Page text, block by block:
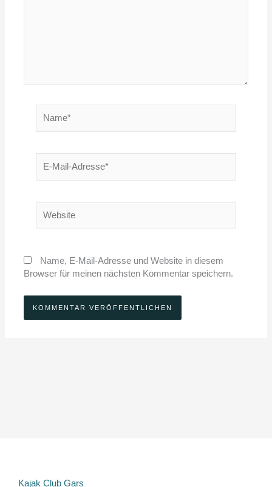
Mail-
Name, E-Mail-Adresse und Website in diesem
Browser für meinen nächsten Kommentar speichern.
Kajak Club Gars